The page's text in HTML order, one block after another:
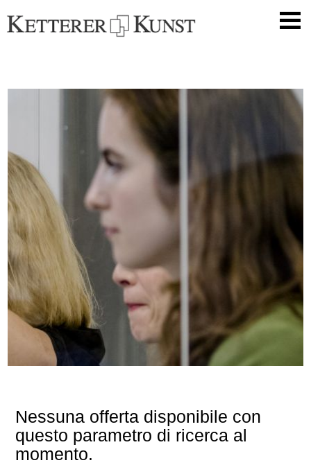
Nessuna offerta disponibile con
questo parametro di ricerca al
momento.